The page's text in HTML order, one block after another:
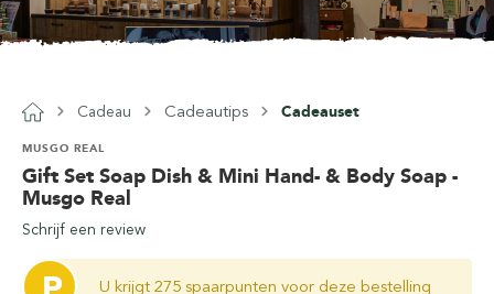
Cadeau Cadeautips Cadeauset
Gift Set Soap Dish & Mini Hand- & Body Soap -
Musgo Real
MUSGO REAL
Schrijf een review
U krijgt 275 spaarpunten voor deze bestelling